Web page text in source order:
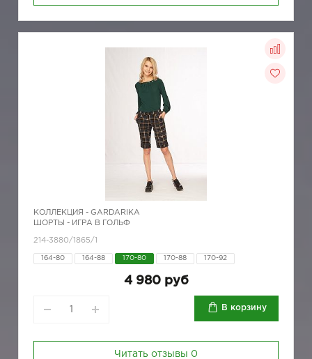
КОЛЛЕКЦИЯ - GARDARIKA
ШОРТЫ - ИГРА В ГОЛЬФ
214-3880/1865/1
164-80 164-88 170-80 170-88 170-92
4 980 руб
В корзину
Читать отзывы 0